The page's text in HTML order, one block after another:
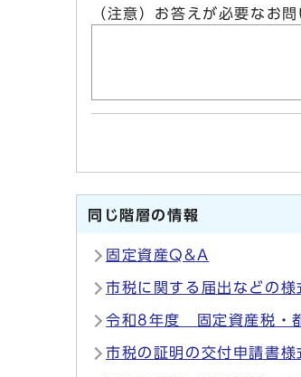
（注意）お答えが必要なお
同じ階層の情報
固定資産Q&A
市税に関する届出などの様
令和8年度 固定資産税・
市税の証明の交付申請書様